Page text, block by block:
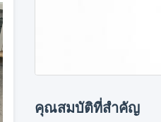
คุณสมบัติที่สำคัญ